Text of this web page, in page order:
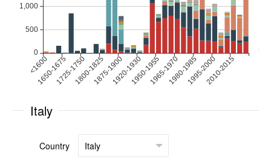
Italy
Country